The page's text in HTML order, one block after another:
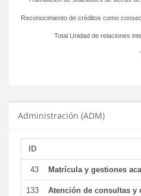
Total Unidad de relaciones
Reconocimiento de créditos como
Administración (ADM)
ID
43 Matrícula y gestiones
133 Atención de consultas y